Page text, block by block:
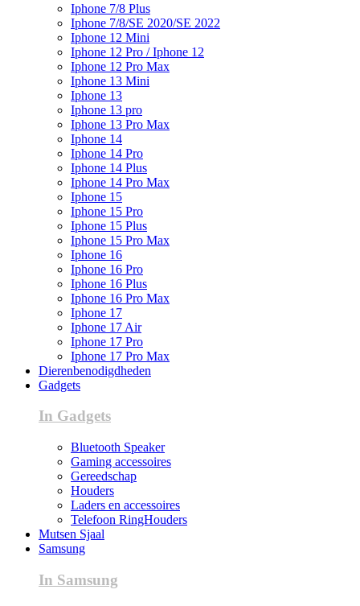
Iphone 7/8 Plus
Iphone 7/8/SE 2020/SE 2022
Iphone 12 Mini
Iphone 12 Pro / Iphone 12
Iphone 12 Pro Max
Iphone 13 Mini
Iphone 13
Iphone 13 pro
Iphone 13 Pro Max
Iphone 14
Iphone 14 Pro
Iphone 14 Plus
Iphone 14 Pro Max
Iphone 15
Iphone 15 Pro
Iphone 15 Plus
Iphone 15 Pro Max
Iphone 16
Iphone 16 Pro
Iphone 16 Plus
Iphone 16 Pro Max
Iphone 17
Iphone 17 Air
Iphone 17 Pro
Iphone 17 Pro Max
Dierenbenodigdheden
Gadgets
In Gadgets
Bluetooth Speaker
Gaming accessoires
Gereedschap
Houders
Laders en accessoires
Telefoon RingHouders
Mutsen Sjaal
Samsung
In Samsung